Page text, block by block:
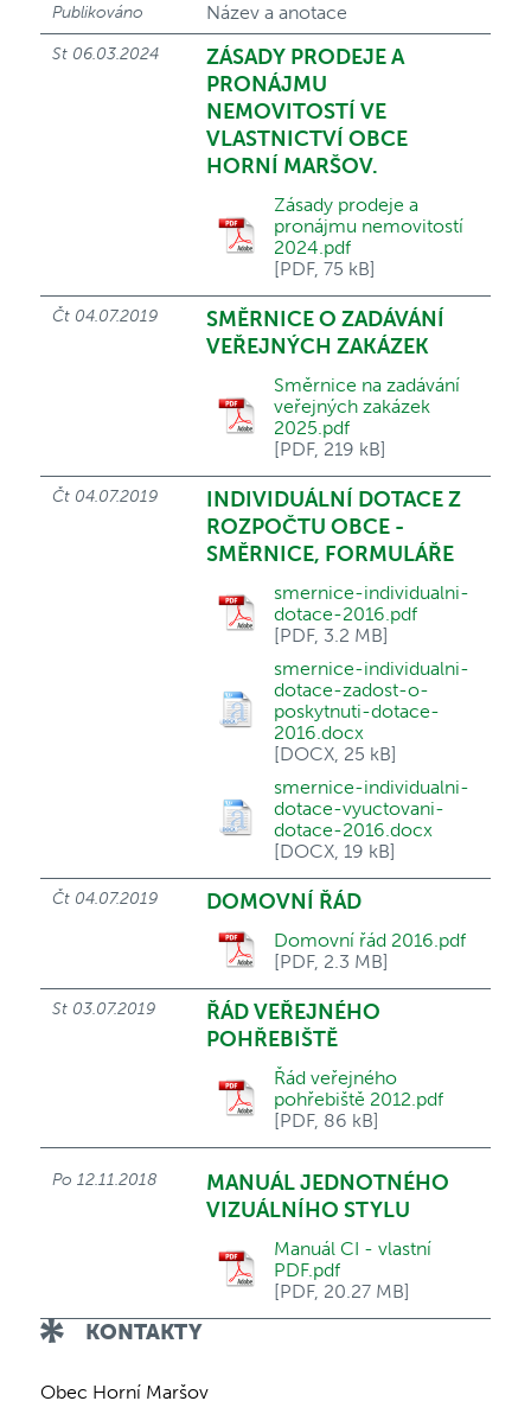
Publikováno Název a anotace
St 06.03.2024
ZÁSADY PRODEJE A
PRONÁJMU
NEMOVITOSTÍ VE
VLASTNICTVÍ OBCE
HORNÍ MARŠOV.
Zásady prodeje a
pronájmu nemovitostí
2024.pdf
[PDF, 75 kB]
Čt 04.07.2019
SMĚRNICE O ZADÁVÁNÍ
VEŘEJNÝCH ZAKÁZEK
Směrnice na zadávání
veřejných zakázek
2025.pdf
[PDF, 219 kB]
Čt 04.07.2019
INDIVIDUÁLNÍ DOTACE Z
ROZPOČTU OBCE -
SMĚRNICE, FORMULÁŘE
smernice-individualni-
dotace-2016.pdf
[PDF, 3.2 MB]
smernice-individualni-
dotace-zadost-o-
poskytnuti-dotace-
2016.docx
[DOCX, 25 kB]
smernice-individualni-
dotace-vyuctovani-
dotace-2016.docx
[DOCX, 19 kB]
Čt 04.07.2019 DOMOVNÍ ŘÁD
Domovní řád 2016.pdf
[PDF, 2.3 MB]
St 03.07.2019
ŘÁD VEŘEJNÉHO
POHŘEBIŠTĚ
Řád veřejného
pohřebiště 2012.pdf
[PDF, 86 kB]
Po 12.11.2018
MANUÁL JEDNOTNÉHO
VIZUÁLNÍHO STYLU
Manuál CI - vlastní
PDF.pdf
[PDF, 20.27 MB]
KONTAKTY
Obec Horní Maršov